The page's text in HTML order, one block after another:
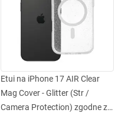
Etui na iPhone 17 AIR Clear
Mag Cover - Glitter (Str /
Camera Protection) zgodne z